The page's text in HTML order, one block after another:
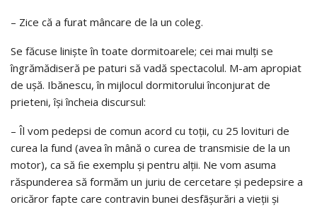
– Zice că a furat mâncare de la un coleg.
Se făcuse linişte în toate dormitoarele; cei mai mulţi se
îngrămădiseră pe paturi să vadă spectacolul. M-am apropiat
de uşă. Ibănescu, în mijlocul dormitorului înconjurat de
prieteni, îşi încheia discursul:
– Îl vom pedepsi de comun acord cu toţii, cu 25 lovituri de
curea la fund (avea în mână o curea de transmisie de la un
motor), ca să ﬁe exemplu şi pentru alţii. Ne vom asuma
răspunderea să formăm un juriu de cercetare şi pedepsire a
oricăror fapte care contravin bunei desfãşurări a vieţii şi